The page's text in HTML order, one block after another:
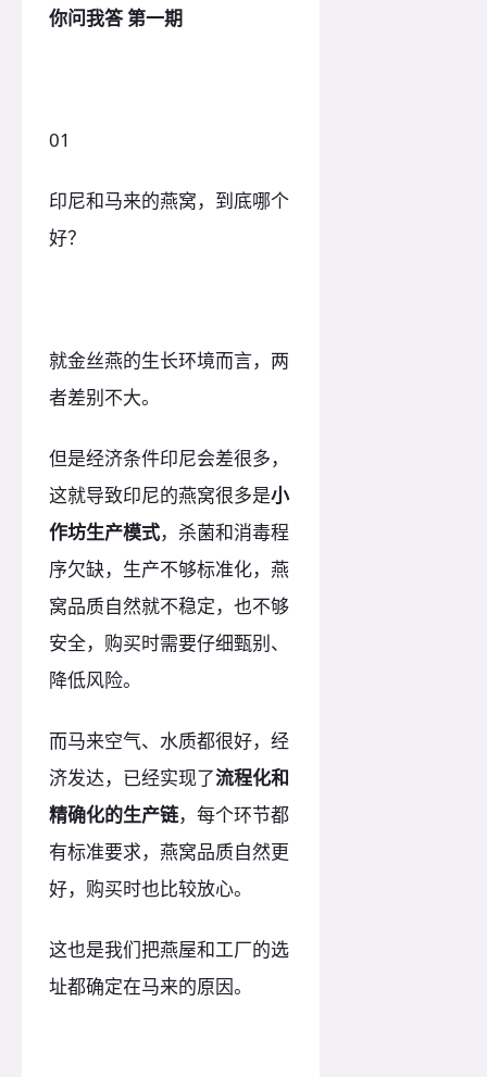
你问我答 第一期
01
印尼和马来的燕窝，到底哪个
好？
就金丝燕的生长环境而言，两
者差别不大。
但是经济条件印尼会差很多，
这就导致印尼的燕窝很多是小
作坊生产模式，杀菌和消毒程
序欠缺，生产不够标准化，燕
窝品质自然就不稳定，也不够
安全，购买时需要仔细甄别、
降低风险。
而马来空气、水质都很好，经
济发达，已经实现了流程化和
精确化的生产链，每个环节都
有标准要求，燕窝品质自然更
好，购买时也比较放心。
这也是我们把燕屋和工厂的选
址都确定在马来的原因。